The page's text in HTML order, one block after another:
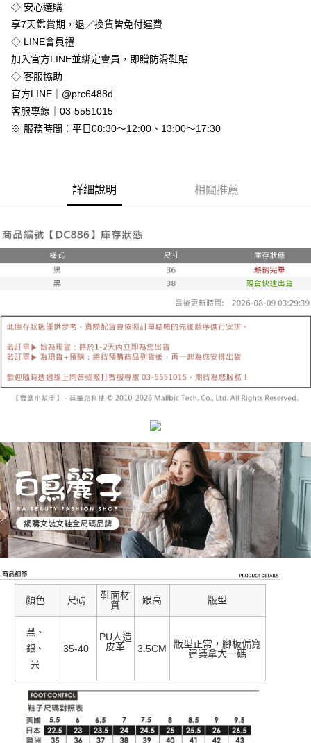
運送方式
全家付款取貨
免運費
付款後全家取貨
免運費
7-11付款取貨
離島郵局配送
每筆NT$90，滿NT$999(含以上)免運費
【宇迅國際】限一般住址，不支援智能櫃 查看運費
◇ 安心選購
享7天鑑賞期，退／換貨皆免付運費
◇ LINE會員禮
加入官方LINE並綁定會員，即贈防滑鞋貼
◇ 客服協助
官方LINE｜@prc6488d
客服專線｜03-5551015
※ 服務時間：平日08:30～12:00、13:00～17:30
詳細說明 相關推薦
顏色 尺碼
鞋面材
質
跟高 版型
黑、
銀、
米
35-40
PU人造
皮革
3.5CM
版型正常，腳板偏寬
建議拿大一碼